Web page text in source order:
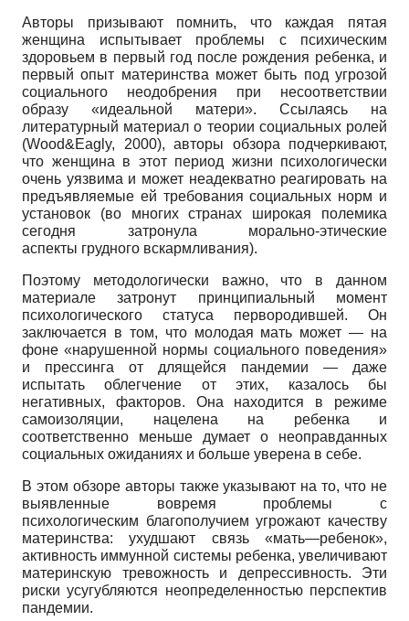
Авторы призывают помнить, что каждая пятая
женщина испытывает проблемы с психическим
здоровьем в первый год после рождения ребенка, и
первый опыт материнства может быть под угрозой
социального неодобрения при несоответствии
образу «идеальной матери». Ссылаясь на
литературный материал о теории социальных ролей
(Wood&Eagly, 2000), авторы обзора подчеркивают,
что женщина в этот период жизни психологически
очень уязвима и может неадекватно реагировать на
предъявляемые ей требования социальных норм и
установок (во многих странах широкая полемика
сегодня затронула морально-этические
аспекты грудного вскармливания).
Поэтому методологически важно, что в данном
материале затронут принципиальный момент
психологического статуса первородившей. Он
заключается в том, что молодая мать может — на
фоне «нарушенной нормы социального поведения»
и прессинга от длящейся пандемии — даже
испытать облегчение от этих, казалось бы
негативных, факторов. Она находится в режиме
самоизоляции, нацелена на ребенка и
соответственно меньше думает о неоправданных
социальных ожиданиях и больше уверена в себе.
В этом обзоре авторы также указывают на то, что не
выявленные вовремя проблемы с
психологическим благополучием угрожают качеству
материнства: ухудшают связь «мать—ребенок»,
активность иммунной системы ребенка, увеличивают
материнскую тревожность и депрессивность. Эти
риски усугубляются неопределенностью перспектив
пандемии.